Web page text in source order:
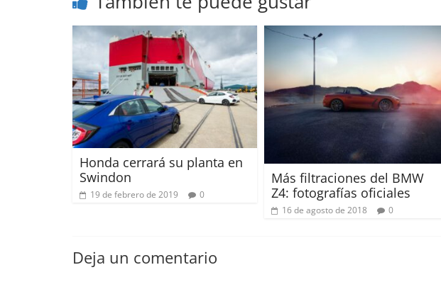
Honda cerrará su planta en
Swindon
19 de febrero de 2019 0
Más filtraciones del BMW
Z4: fotografías oficiales
16 de agosto de 2018 0
Deja un comentario